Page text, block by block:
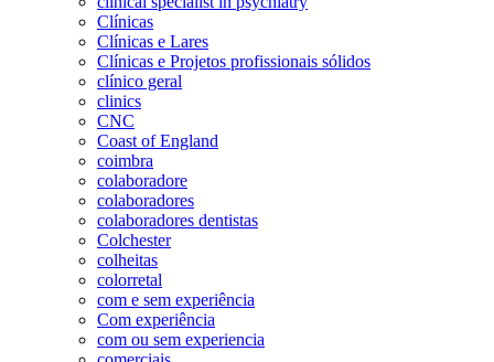
Clínicas
Clínicas e Lares
Clínicas e Projetos profissionais sólidos
clínico geral
clinics
CNC
Coast of England
coimbra
colaboradore
colaboradores
colaboradores dentistas
Colchester
colheitas
colorretal
com e sem experiência
Com experiência
com ou sem experiencia